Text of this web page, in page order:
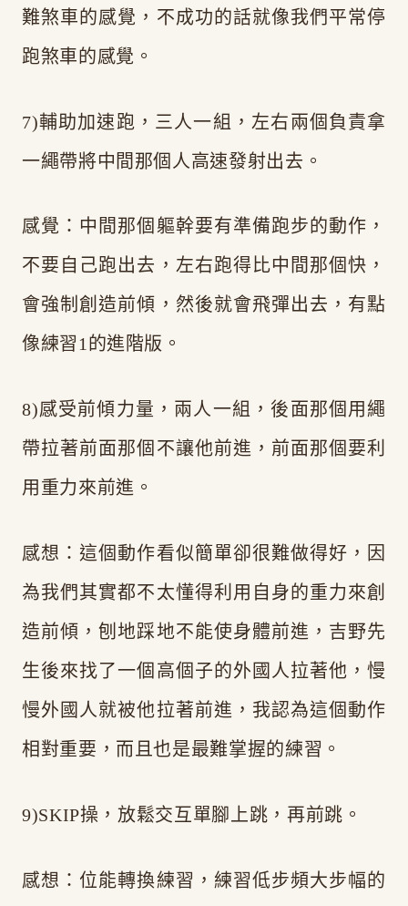
難煞車的感覺，不成功的話就像我們平常停
跑煞車的感覺。
7)輔助加速跑，三人一組，左右兩個負責拿
一繩帶將中間那個人高速發射出去。
感覺：中間那個軀幹要有準備跑步的動作，
不要自己跑出去，左右跑得比中間那個快，
會強制創造前傾，然後就會飛彈出去，有點
像練習1的進階版。
8)感受前傾力量，兩人一組，後面那個用繩
帶拉著前面那個不讓他前進，前面那個要利
用重力來前進。
感想：這個動作看似簡單卻很難做得好，因
為我們其實都不太懂得利用自身的重力來創
造前傾，刨地踩地不能使身體前進，吉野先
生後來找了一個高個子的外國人拉著他，慢
慢外國人就被他拉著前進，我認為這個動作
相對重要，而且也是最難掌握的練習。
9)SKIP操，放鬆交互單腳上跳，再前跳。
感想：位能轉換練習，練習低步頻大步幅的